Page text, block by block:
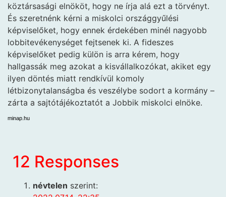
köztársasági elnököt, hogy ne írja alá ezt a törvényt.
És szeretnénk kérni a miskolci országgyűlési
képviselőket, hogy ennek érdekében minél nagyobb
lobbitevékenységet fejtsenek ki. A fideszes
képviselőket pedig külön is arra kérem, hogy
hallgassák meg azokat a kisvállalkozókat, akiket egy
ilyen döntés miatt rendkívül komoly
létbizonytalanságba és veszélybe sodort a kormány –
zárta a sajtótájékoztatót a Jobbik miskolci elnöke.
minap.hu
12 Responses
névtelen szerint: